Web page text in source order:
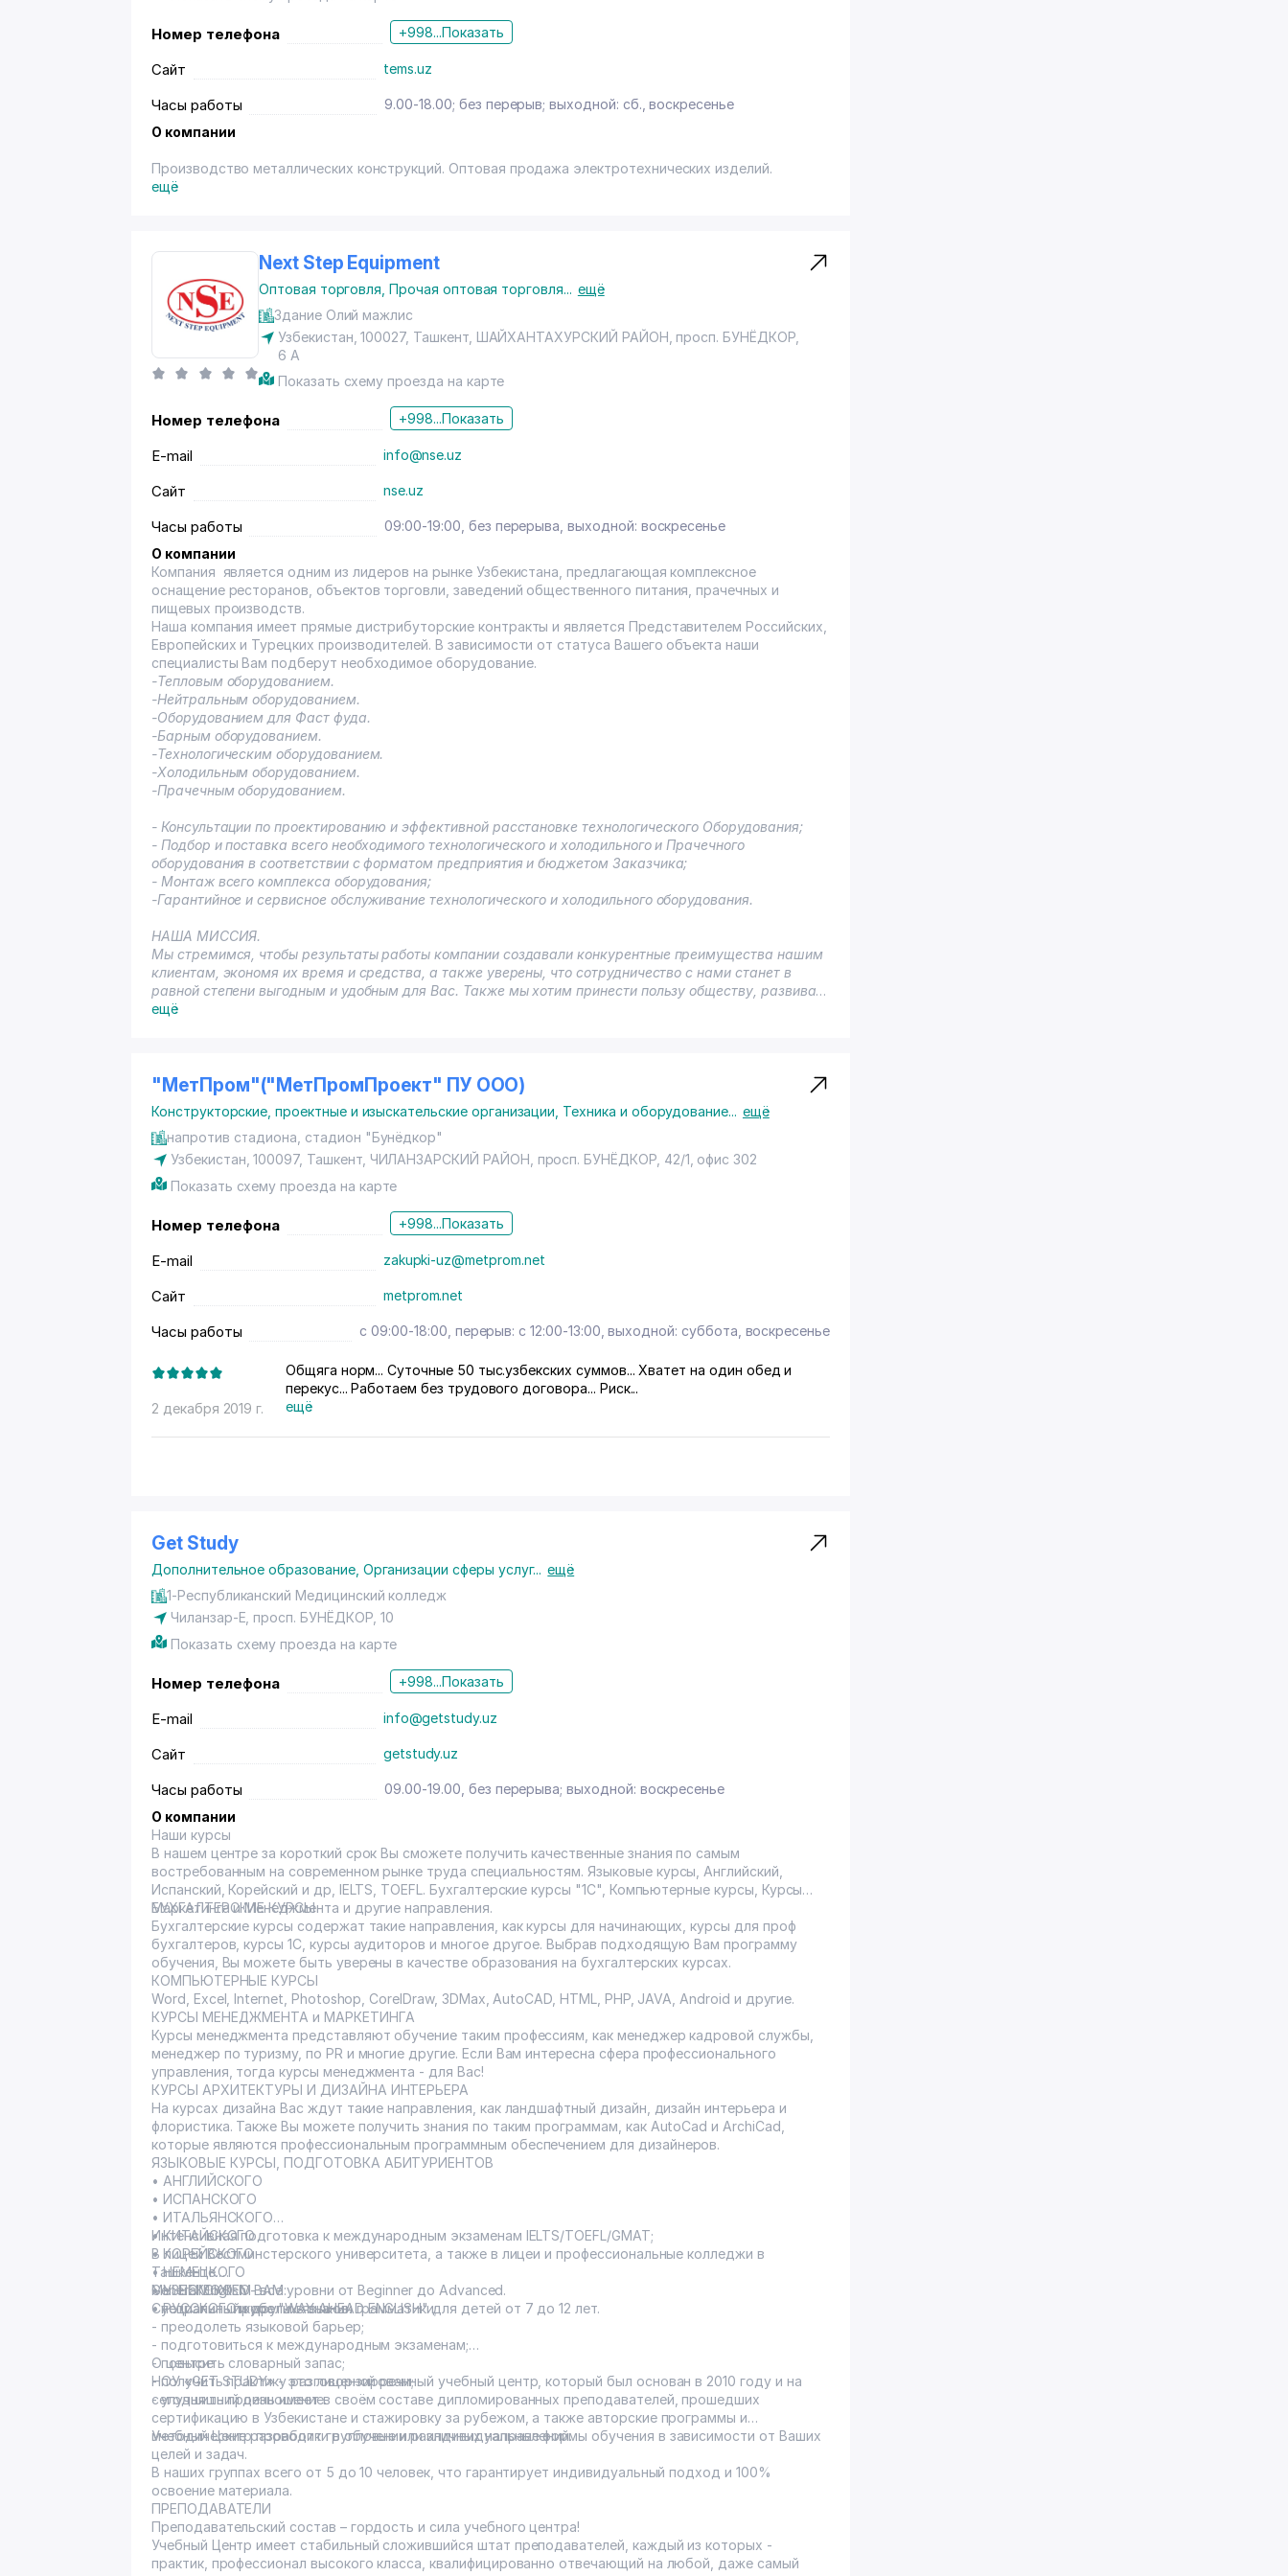
Номер телефона +998...Показать
Сайт tems.uz
Часы работы
9.00-18.00; без перерыв; выходной: сб., воскресенье
О компании
Производство металлических конструкций. Оптовая продажа электротехнических изделий.
ещё
Next Step Equipment
Оптовая торговля ,Прочая оптовая торговля... ещё
Здание Олий мажлис
Узбекистан, 100027, Ташкент, ШАЙХАНТАХУРСКИЙ РАЙОН просп. БУНЁДКОР,
6 А
Показать схему проезда на карте
Номер телефона +998...Показать
E-mail info@nse.uz
Сайт nse.uz
Часы работы
09:00-19:00, без перерыва, выходной: воскресенье
О компании
Компания является одним из лидеров на рынке Узбекистана, предлагающая комплексное
оснащение ресторанов, объектов торговли, заведений общественного питания, прачечных и
пищевых производств.
Наша компания имеет прямые дистрибуторские контракты и является Представителем Российских,
Европейских и Турецких производителей. В зависимости от статуса Вашего объекта наши
специалисты Вам подберут необходимое оборудование.
-Тепловым оборудованием.
-Нейтральным оборудованием.
-Оборудованием для Фаст фуда.
-Барным оборудованием.
-Технологическим оборудованием.
-Холодильным оборудованием.
-Прачечным оборудованием.
- Консультации по проектированию и эффективной расстановке технологического Оборудования;
- Подбор и поставка всего необходимого технологического и холодильного и Прачечного
оборудования в соответствии с форматом предприятия и бюджетом Заказчика;
- Монтаж всего комплекса оборудования;
-Гарантийное и сервисное обслуживание технологического и холодильного оборудования.
НАША МИССИЯ.
Мы стремимся, чтобы результаты работы компании создавали конкурентные преимущества нашим
клиентам, экономя их время и средства, а также уверены, что сотрудничество с нами станет в
равной степени выгодным и удобным для Вас. Также мы хотим принести пользу обществу, развивая
индустрию питания и торговли.
ещё
"МетПром"("МетПромПроект" ПУ ООО)
Конструкторские, проектные и изыскательские организации Техника и оборудование... ещё
напротив стадиона, стадион "Бунёдкор"
Узбекистан, 100097, Ташкент, ЧИЛАНЗАРСКИЙ РАЙОН просп. БУНЁДКОР, 42/1, офис 302
Показать схему проезда на карте
Номер телефона +998...Показать
E-mail zakupki-uz@metprom.net
Сайт metprom.net
Часы работы с 09:00-18:00, перерыв: с 12:00-13:00, выходной: суббота, воскресенье
2 декабря 2019 г.
Общяга норм... Суточные 50 тыс.узбекских суммов... Хватет на один обед и
перекус... Работаем без трудового договора... Риск...
ещё
Get Study
Дополнительное образование, Организации сферы услуг... ещё
1-Республиканский Медицинский колледж
Чиланзар-Е, просп. БУНЁДКОР, 10
Показать схему проезда на карте
Номер телефона +998...Показать
E-mail info@getstudy.uz
Сайт getstudy.uz
Часы работы
09.00-19.00, без перерыва; выходной: воскресенье
О компании
Наши курсы
В нашем центре за короткий срок Вы сможете получить качественные знания по самым
востребованным на современном рынке труда специальностям. Языковые курсы, Английский,
Испанский, Корейский и др, IELTS, TOEFL. Бухгалтерские курсы "1С", Компьютерные курсы, Курсы
Маркетинга и Менеджмента и другие направления.
БУХГАЛТЕРСКИЕ КУРСЫ
Бухгалтерские курсы содержат такие направления, как курсы для начинающих, курсы для проф
бухгалтеров, курсы 1С, курсы аудиторов и многое другое. Выбрав подходящую Вам программу
обучения, Вы можете быть уверены в качестве образования на бухгалтерских курсах.
КОМПЬЮТЕРНЫЕ КУРСЫ
Word, Excel, Internet, Photoshop, CorelDraw, 3DMax, AutoCAD, HTML, PHP, JAVA, Android и другие.
КУРСЫ МЕНЕДЖМЕНТА и МАРКЕТИНГА
Курсы менеджмента представляют обучение таким профессиям, как менеджер кадровой службы,
менеджер по туризму, по PR и многие другие. Если Вам интересна сфера профессионального
управления, тогда курсы менеджмента - для Вас!
КУРСЫ АРХИТЕКТУРЫ И ДИЗАЙНА ИНТЕРЬЕРА
На курсах дизайна Вас ждут такие направления, как ландшафтный дизайн, дизайн интерьера и
флористика. Также Вы можете получить знания по таким программам, как AutoCad и ArchiCad,
которые являются профессиональным программным обеспечением для дизайнеров.
ЯЗЫКОВЫЕ КУРСЫ, ПОДГОТОВКА АБИТУРИЕНТОВ
• АНГЛИЙСКОГО
• ИСПАНСКОГО
• ИТАЛЬЯНСКОГО
• КИТАЙСКОГО
• КОРЕЙСКОГО
• НЕМЕЦКОГО
• УЗБЕКСКОГО
• РУССКОГО и других языков.
Интенсивная подготовка к международным экзаменам IELTS/TOEFL/GMAT;
В лицей Вестминстерского университета, а также в лицеи и профессиональные колледжи в
Ташкенте.
General English - все уровни от Beginner до Advanced.
Специальный курс "WAY AHEAD ENGLISH" для детей от 7 до 12 лет.
МЫ ПОМОЖЕМ ВАМ:
- устранить пробелы в знании грамматики;
- преодолеть языковой барьер;
- подготовиться к международным экзаменам;
- повысить словарный запас;
- получить практику разговорной речи;
- улучшить произношение.
О центре
НОУ «GET STUDY» - это лицензированный учебный центр, который был основан в 2010 году и на
сегодняшний день имеет в своём составе дипломированных преподавателей, прошедших
сертификацию в Узбекистане и стажировку за рубежом, а также авторские программы и
методические разработки в обучении различных направлений.
Учебный Центр проводит групповые или индивидуальные формы обучения в зависимости от Ваших
целей и задач.
В наших группах всего от 5 до 10 человек, что гарантирует индивидуальный подход и 100%
освоение материала.
ПРЕПОДАВАТЕЛИ
Преподавательский состав – гордость и сила учебного центра!
Учебный Центр имеет стабильный сложившийся штат преподавателей, каждый из которых -
практик, профессионал высокого класса, квалифицированно отвечающий на любой, даже самый